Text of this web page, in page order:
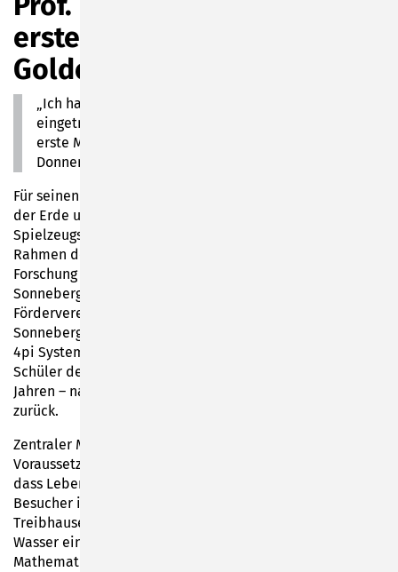
erster Eintrag in ein
Goldenes Buch
„Ich habe mich noch nie in ein Goldenes Buch
eingetragen. Umso besser, dass es in Sonneberg das
erste Mal ist“, sagte Prof. Dr. Harald Lesch am
Donnerstagabend.
Für seinen Vortrag über „Die Entstehung des Lebens auf
der Erde und woanders“ war der Wissenschaftler in die
Spielzeugstadt gekommen. Die Veranstaltung fand im
Rahmen des vom Bundesministerium für Bildung und
Forschung finanzierten MINT-Clusters „MINT-freundliches
Sonneberg – MINT-SON“ der Partner Stadt Sonneberg,
Förderverein der Staatlichen Berufsbildenden Schule
Sonneberg (SBBS) e. V., Astronomiemuseum e. V. sowie
4pi Systeme GmbH statt. Seine Zuhörer – darunter viele
Schüler der weiterführenden Schulen zwischen 10 und 16
Jahren – nahm er mit auf eine Zeitreise Millionen Jahre
zurück.
Zentraler Mittelpunkt seiner Ausführungen: „Welche
Voraussetzungen auf unserem Planeten führten dazu,
dass Leben darauf entstehen konnte?“ So erfuhren die
Besucher in der Turnhalle der SBBS, dass die Erde ohne
Treibhauseffekt eine Eiskugel geblieben wäre, dass
Wasser ein Wahnsinnsstoff in unserem Universum und
Mathematik die Sprache dieser Welt ist. Auf die Fragen